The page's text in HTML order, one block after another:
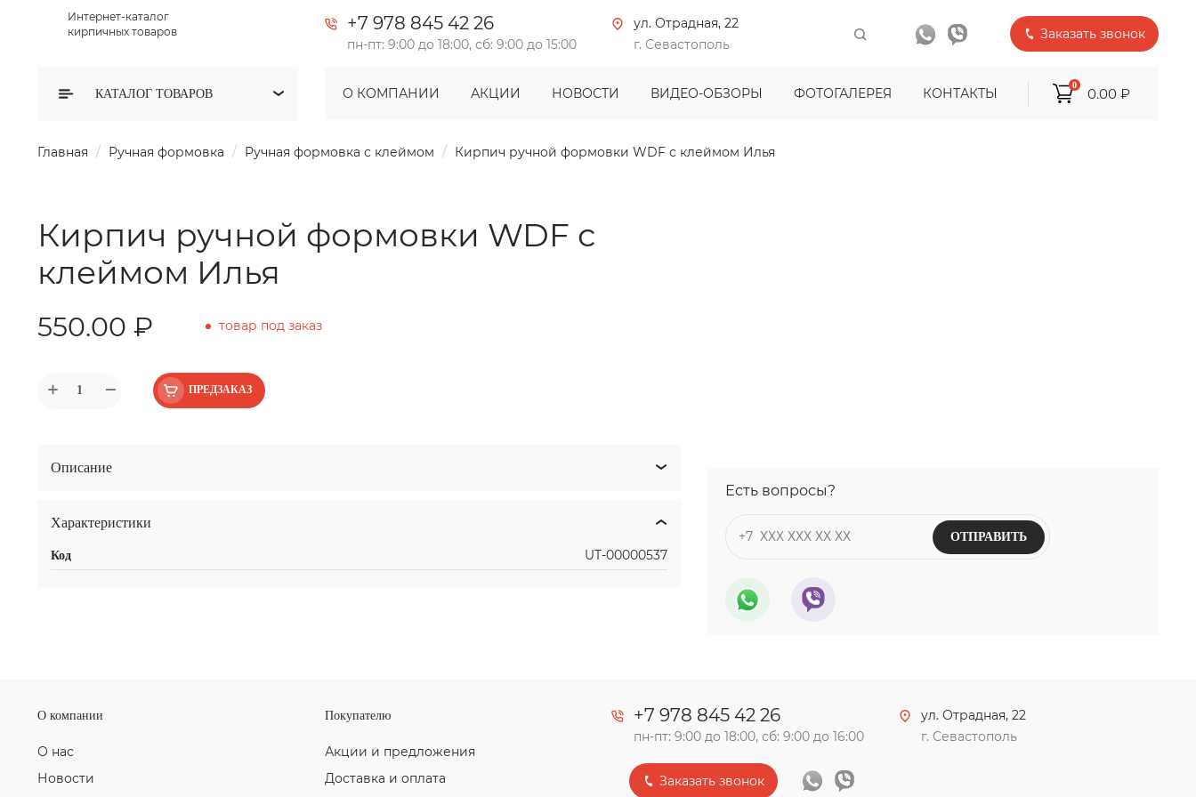
Интернет-каталог
кирпичных товаров
+7 978 845 42 26
пн-пт: 9:00 до 18:00, сб: 9:00 до 15:00
ул. Отрадная, 22
г. Севастополь
Заказать звонок
КАТАЛОГ ТОВАРОВ О КОМПАНИИ АКЦИИ НОВОСТИ ВИДЕО-ОБЗОРЫ ФОТОГАЛЕРЕЯ КОНТАКТЫ
0
0.00 ₽
Главная Ручная формовка Ручная формовка с клеймом Кирпич ручной формовки WDF с клеймом Илья
Кирпич ручной формовки WDF с
клеймом Илья
550.00 ₽ товар под заказ
ПРЕДЗАКАЗ
Описание
Характеристики
Код UT-00000537
Есть вопросы?
ОТПРАВИТЬ
О компании
О нас
Новости
Покупателю
Акции и предложения
Доставка и оплата
+7 978 845 42 26
пн-пт: 9:00 до 18:00, сб: 9:00 до 16:00
Заказать звонок
ул. Отрадная, 22
г. Севастополь